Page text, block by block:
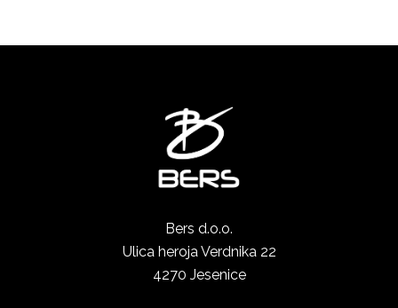
Bers d.o.o.
Ulica heroja Verdnika 22
4270 Jesenice